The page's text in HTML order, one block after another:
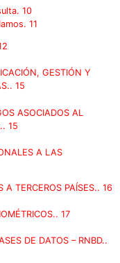
10
11
GESTIÓN Y
15
ASOCIADOS AL
15
A LAS
A TERCEROS PAÍSES.. 16
17
DE DATOS – RNBD..